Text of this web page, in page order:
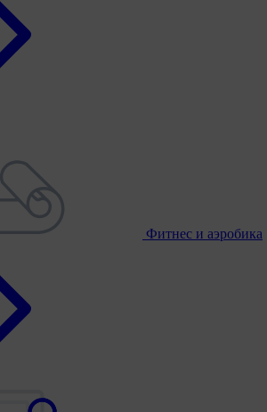
Фитнес и аэробика